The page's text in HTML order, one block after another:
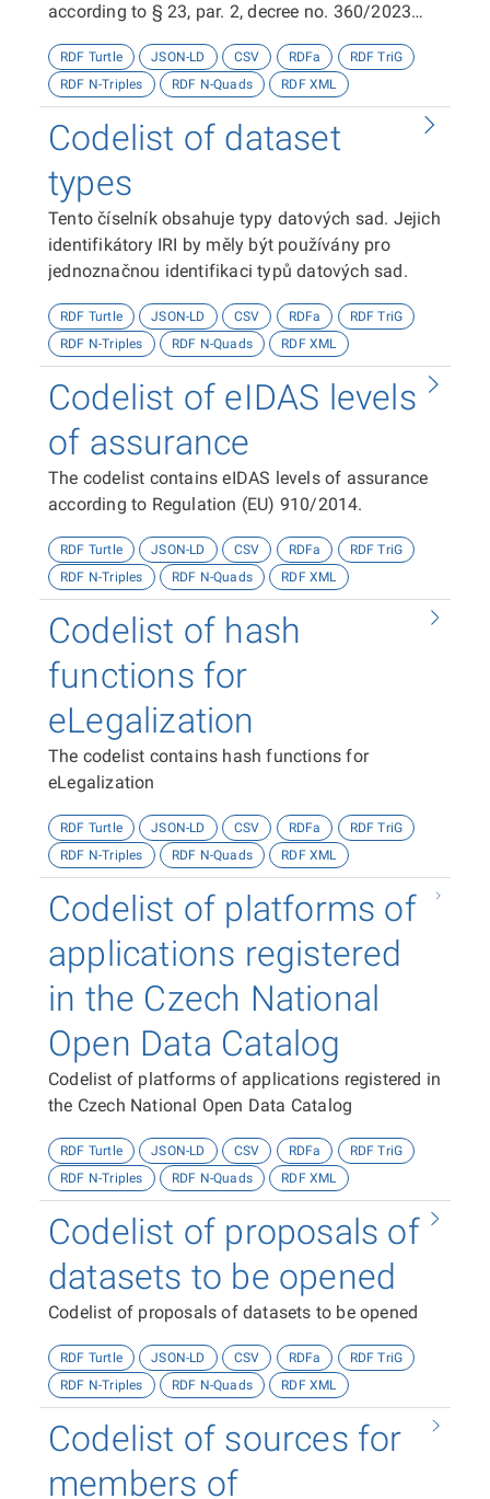
according to § 23, par. 2, decree no. 360/2023
RDF Turtle JSON-LD CSV RDFa
RDF TriG
RDF N-Triples
RDF N-Quads RDF XML
Codelist of dataset
types
Tento číselník obsahuje typy datových sad. Jejich
identifikátory IRI by měly být používány pro
jednoznačnou identifikaci typů datových sad.
RDF Turtle JSON-LD CSV RDFa
RDF TriG
RDF N-Triples
RDF N-Quads RDF XML
Codelist of eIDAS levels
of assurance
The codelist contains eIDAS levels of assurance
according to Regulation (EU) 910/2014.
RDF Turtle JSON-LD CSV RDFa
RDF TriG
RDF N-Triples
RDF N-Quads RDF XML
Codelist of hash
functions for
eLegalization
The codelist contains hash functions for
eLegalization
RDF Turtle JSON-LD CSV RDFa
RDF TriG
RDF N-Triples
RDF N-Quads RDF XML
Codelist of platforms of
applications registered
in the Czech National
Open Data Catalog
Codelist of platforms of applications registered in
the Czech National Open Data Catalog
RDF Turtle JSON-LD CSV RDFa
RDF TriG
RDF N-Triples
RDF N-Quads RDF XML
Codelist of proposals of
datasets to be opened
Codelist of proposals of datasets to be opened
RDF Turtle JSON-LD CSV RDFa
RDF TriG
RDF N-Triples
RDF N-Quads RDF XML
Codelist of sources for
members of